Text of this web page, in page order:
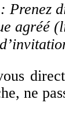
Prenez
agréé
ne